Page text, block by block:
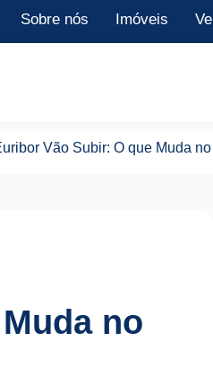
Sobre nós Imóveis
Vão Subir: O que Muda
no